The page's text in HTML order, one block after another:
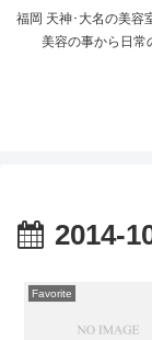
福岡 天神･大名の美容
美容の事から日常
2014-
Favorite